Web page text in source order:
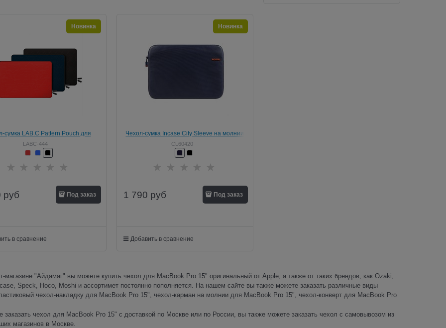
сумка LAB.C Pattern Pouch для
Apple MacBook Pro 15"
LABC-444
Новинка
руб Под заказ
в сравнение
Чехол-сумка Incase City Sleeve на молнии
для MacBook Pro 15"
CL60420
Новинка
1 790 руб Под заказ
Добавить в сравнение
магазине "Айдамаг" вы можете купить чехол для MacBook Pro 15" оригинальный от Apple, а также от таких брендов, как Ozaki,
Speck, Hoco, Moshi и ассортимет постоянно пополняется. На нашем сайте вы также можете заказать различные виды
чехол-накладку для MacBook Pro 15", чехол-карман на молнии для MacBook Pro 15", чехол-конверт для MacBook Pro
заказать чехол для MacBook Pro 15" с доставкой по Москве или по России, вы также можете заказать чехол с самовывозом из
магазинов в Москве.